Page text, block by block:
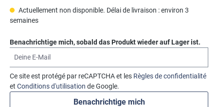
Actuellement non disponible. Délai de livraison : environ 3
semaines
Benachrichtige mich, sobald das Produkt wieder auf Lager ist.
Ce site est protégé par reCAPTCHA et les Règles de confidentialité
et Conditions d'utilisation de Google.
Benachrichtige mich